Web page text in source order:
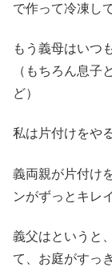
で作って冷凍し
もう義母はいつ
（もちろん息子
ど）
私は片付けをや
義両親が片付け
ンがずっとキレ
義父はというと
て、お庭がすっ